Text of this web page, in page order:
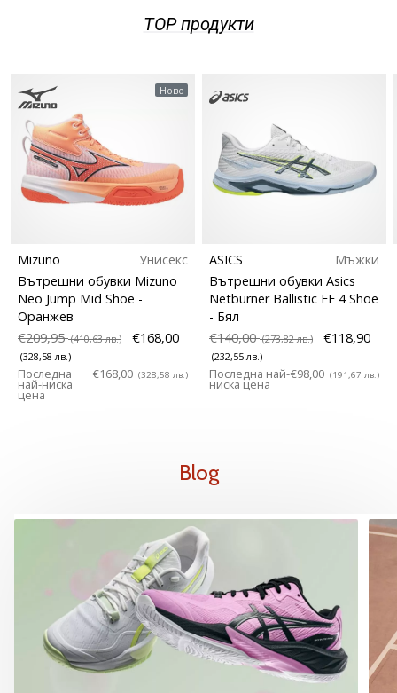
TOP продукти
Ново
Mizuno
Унисекс
Вътрешни обувки Mizuno
Neo Jump Mid Shoe -
Оранжев
€209,95(410,63 лв.) €168,00
(328,58 лв.)
Последна
най-ниска
цена
€168,00 (328,58 лв.)
ASICS
Мъжки
Вътрешни обувки Asics
Netburner Ballistic FF 4 Shoe
- Бял
€140,00(273,82 лв.) €118,90
(232,55 лв.)
Последна най-
ниска цена
€98,00 (191,67 лв.)
Blog